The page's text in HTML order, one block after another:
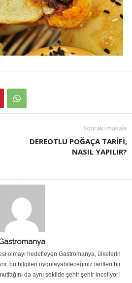
Sonraki makale
DEREOTLU POĞAÇA TARİFİ,
NASIL YAPILIR?
olmayı hedefleyen Gastromanya, ülkelerin
bu bilgileri uygulayabileceğiniz tarifleri bir
da aynı şekilde şehir şehir inceliyor!